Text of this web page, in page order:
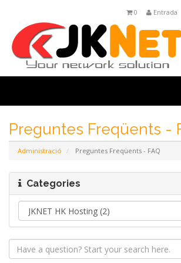
Entrada
0
Preguntes Freqüents -
Administració Preguntes Freqüents - FAQ
Categories